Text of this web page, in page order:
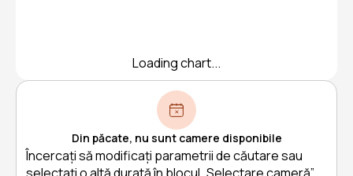
Loading chart...
Din păcate, nu sunt camere disponibile
Încercați să modificați parametrii de căutare sau